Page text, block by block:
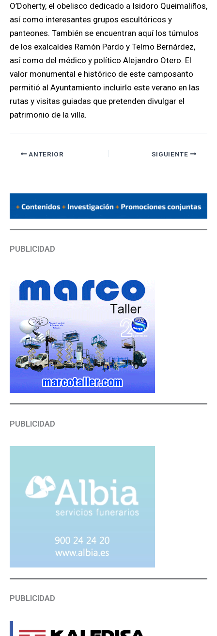
O’Doherty, el obelisco dedicado a Isidoro Queimaliños,
así como interesantes grupos escultóricos y
panteones. También se encuentran aquí los túmulos
de los exalcaldes Ramón Pardo y Telmo Bernárdez,
así como del médico y político Alejandro Otero. El
valor monumental e histórico de este camposanto
permitió al Ayuntamiento incluirlo este verano en las
rutas y visitas guiadas que pretenden divulgar el
patrimonio de la villa.
ANTERIOR SIGUIENTE
PUBLICIDAD
PUBLICIDAD
PUBLICIDAD